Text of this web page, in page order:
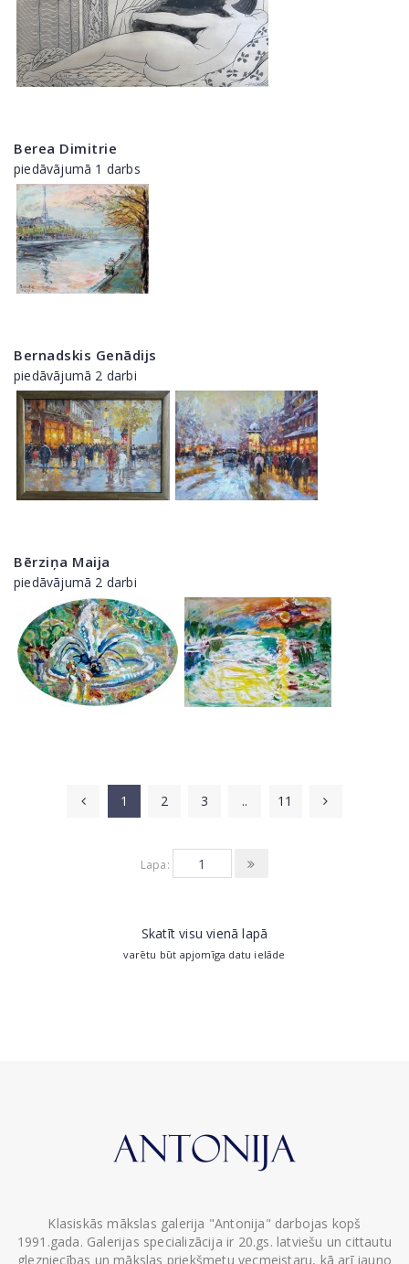
Berea Dimitrie
piedāvājumā 1 darbs
Bernadskis Genādijs
piedāvājumā 2 darbi
Bērziņa Maija
piedāvājumā 2 darbi
1 2 3 .. 11
Lapa:
Skatīt visu vienā lapā
varētu būt apjomīga datu ielāde
Klasiskās mākslas galerija "Antonija" darbojas kopš
1991.gada. Galerijas specializācija ir 20.gs. latviešu un cittautu
glezniecības un mākslas priekšmetu vecmeistaru, kā arī jauno